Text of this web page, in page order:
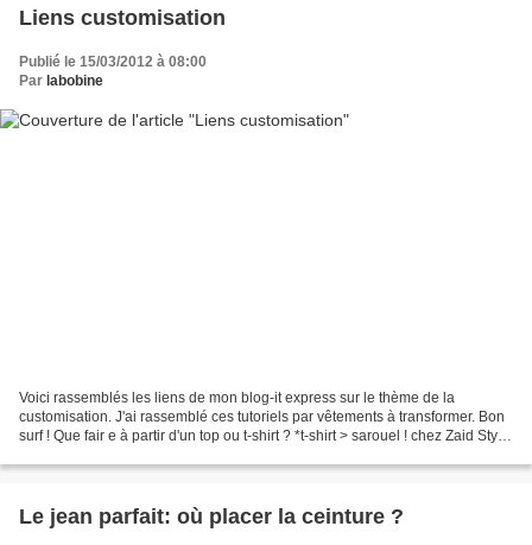
Liens customisation
Publié le 15/03/2012 à 08:00
Par labobine
Voici rassemblés les liens de mon blog-it express sur le thème de la
customisation. J'ai rassemblé ces tutoriels par vêtements à transformer. Bon
surf ! Que fair e à partir d'un top ou t-shirt ? *t-shirt > sarouel ! chez Zaid Style
Le jean parfait: où placer la ceinture ?